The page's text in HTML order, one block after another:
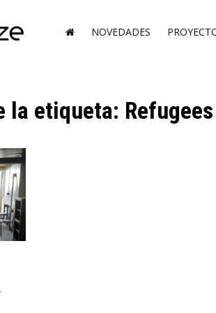
NOVEDADES
la etiqueta: Refugees